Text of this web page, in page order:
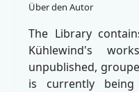
Über den Autor
The Library
Kühlewind's
unpublished,
is currently